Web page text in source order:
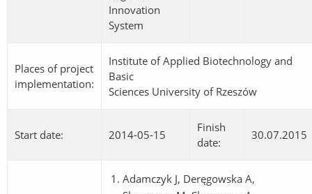
Innovation
System
Places of project
implementation:
Institute of Applied Biotechnology and
Basic
Sciences University of Rzeszów
Start date: 2014-05-15
Finish
date:
30.07.2015
Adamczyk J, Deręgowska A,